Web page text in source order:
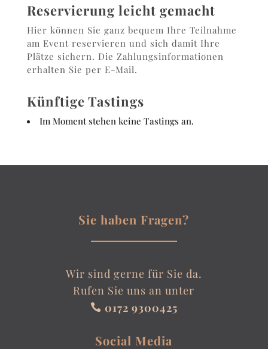
Reservierung leicht gemacht
Hier können Sie ganz bequem Ihre Teilnahme
am Event reservieren und sich damit Ihre
Plätze sichern. Die Zahlungsinformationen
erhalten Sie per E-Mail.
Künftige Tastings
Im Moment stehen keine Tastings an.
Sie haben Fragen?
Wir sind gerne für Sie da.
Rufen Sie uns an unter
 0172 9300425
Social Media